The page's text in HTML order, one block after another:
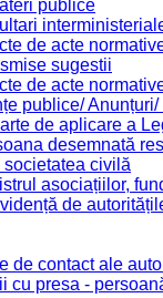
publice
de acte
sugestii
de acte
publice/ Anunțuri/
de aplicare a
desemnată
societatea civilă
asociațiilor,
de
de contact ale
cu presa -